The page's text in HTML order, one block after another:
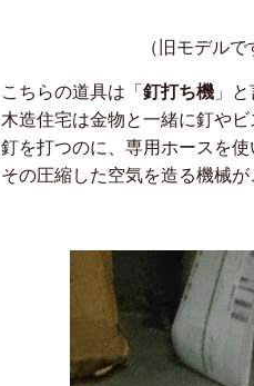
（旧モデル
こちらの道具は「 釘打ち機 」
木造住宅は金物と一緒に釘や
釘を打つのに、専用ホースを
その圧縮した空気を造る機械が